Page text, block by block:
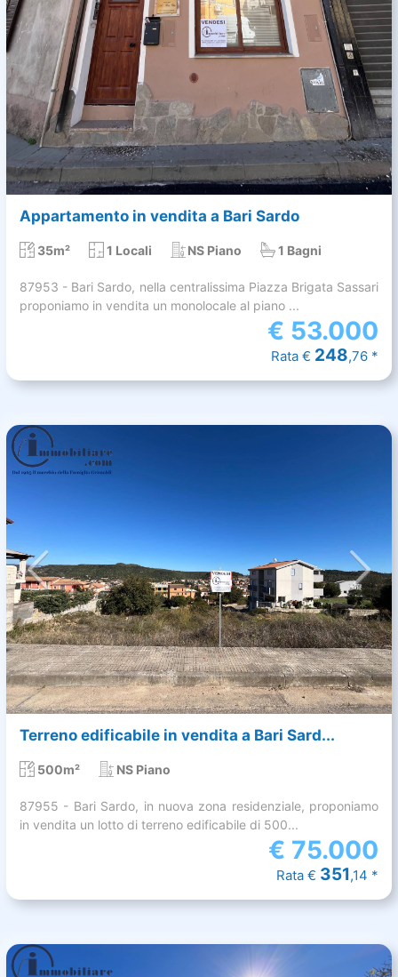
Appartamento in vendita a Bari Sardo
35m² 1 Locali NS Piano 1 Bagni
87953 - Bari Sardo, nella centralissima Piazza Brigata Sassari
proponiamo in vendita un monolocale al piano ...
€ 53.000
Rata € 248,76 *
Terreno edificabile in vendita a Bari Sard...
500m² NS Piano
87955 - Bari Sardo, in nuova zona residenziale, proponiamo
in vendita un lotto di terreno edificabile di 500...
€ 75.000
Rata € 351,14 *